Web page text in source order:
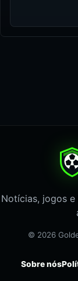
Notícias, jogos
© 2026
Sobre nós